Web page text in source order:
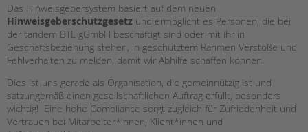
Förderzentren
Kollegs
EFöB
Schulbezogene Sozialarbeit
Tagesgruppen
HILFEN ZUR ERZIEHUNG
Suchen
Das Hinweisgebersystem basiert auf dem neuen
Hinweisgeberschutzgesetz und ermöglicht es Personen, die bei
der tandem BTL gGmbH beschäftigt sind oder mit ihr in
Geschäftsbeziehung stehen, in geschütztem Rahmen Verstöße und
Fehlverhalten zu melden, damit wir Abhilfe schaffen können.
Dies ist uns gerade als Organisation, die gemeinnützig ist und
satzungemäß einen gesellschaftlichen Auftrag erfüllt, besonders
wichtig! Eine hohe Compliance sorgt zugleich für Zufriedenheit und
Vertrauen bei Mitarbeiter*innen, Klient*innen und